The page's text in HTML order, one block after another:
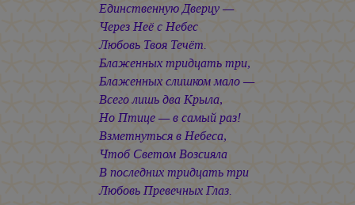
Единственную Дверцу —
Через Неё с Небес
Любовь Твоя Течёт.
Блаженных тридцать три,
Блаженных слишком мало —
Всего лишь два Крыла,
Но Птице — в самый раз!
Взметнуться в Небеса,
Чтоб Светом Возсияла
В последних тридцать три
Любовь Превечных Глаз.